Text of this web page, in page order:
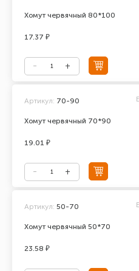
Хомут червячный 80*100
17.37 ₽
Хомут червячный 70*90
Артикул: 70-90
19.01 ₽
Хомут червячный 50*70
Артикул: 50-70
23.58 ₽